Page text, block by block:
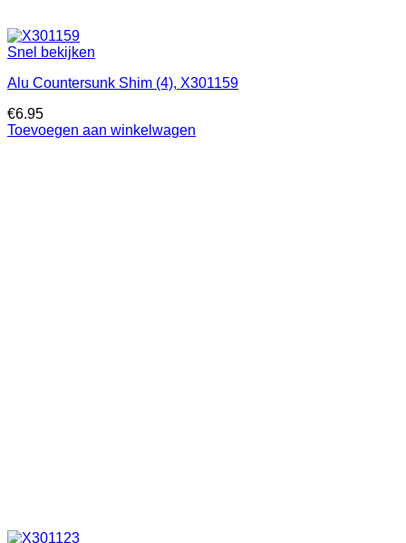
Snel bekijken
Alu Countersunk Shim (4), X301159
€6.95
Toevoegen aan winkelwagen